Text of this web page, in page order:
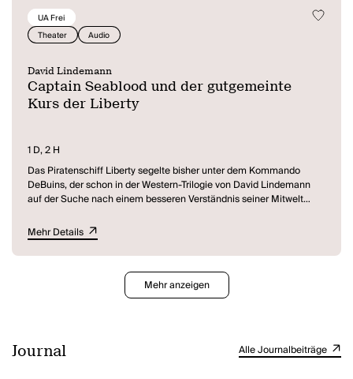
diesem Sender einer deutschen Enklave in einem nicht näher
definierten Krisengebiet zu sein…
UA Frei
Theater
Audio
David Lindemann
Captain Seablood und der gutgemeinte
Kurs der Liberty
1 D, 2 H
Das Piratenschiff Liberty segelte bisher unter dem Kommando
DeBuins, der schon in der Western-Trilogie von David Lindemann
auf der Suche nach einem besseren Verständnis seiner Mitwelt
Providence, die jahrelang auf der MS Counterfeit unter Deck
gehalten wurde, um feine Garderoben für den Schwarzmarkt zu
nähen. Dazu gezwungen wurde sie von LeSchurk – Vater dieser
ungleichen Geschwister und eiskalter Vertreter des Establishments,
den DeBuin sehr zu seinem Ärger ununterbrochen mit der kritischen
zugunsten versprochener Extrafreiheiten in Form von kürzeren
Arbeitszeiten, Rum und gemischten Schlafräumen abgelehnt.
Mehr Details
Mehr anzeigen
Journal Alle Journalbeiträge